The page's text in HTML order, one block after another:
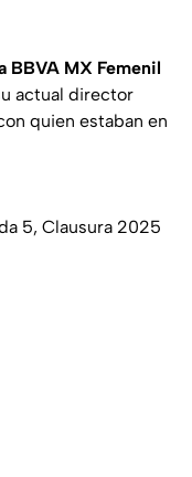
BBVA MX Femenil
actual director
quien estaban en
5, Clausura 2025